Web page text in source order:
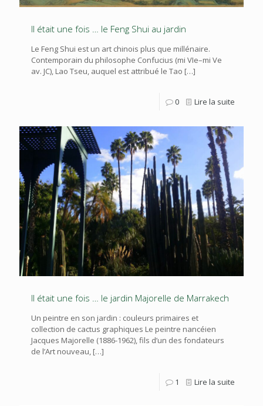
Il était une fois … le Feng Shui au jardin
Le Feng Shui est un art chinois plus que millénaire.
Contemporain du philosophe Confucius (mi VIe–mi Ve
av. JC), Lao Tseu, auquel est attribué le Tao […]
0 Lire la suite
Il était une fois … le jardin Majorelle de Marrakech
Un peintre en son jardin : couleurs primaires et
collection de cactus graphiques Le peintre nancéien
Jacques Majorelle (1886-1962), fils d’un des fondateurs
de l’Art nouveau, […]
1 Lire la suite